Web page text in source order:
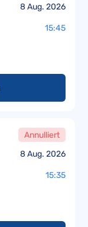
8 Aug. 2026
15:45
8 Aug. 2026
Annulliert
15:35